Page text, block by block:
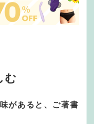
む
があると、ご著書